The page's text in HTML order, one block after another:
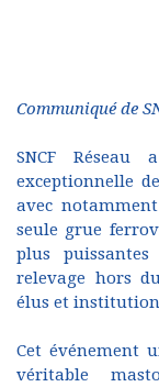
Communiqué de
SNCF
exceptionnelle
avec
seule grue
plus
relevage hors
élus et
Cet événement
véritable